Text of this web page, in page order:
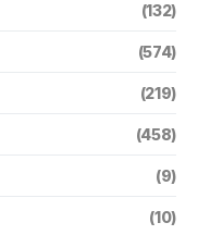
(132)
(574)
(219)
(458)
(9)
(10)